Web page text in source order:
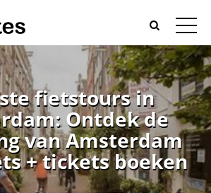
fietstours in
Ontdek de
van Amsterdam
+ tickets boeken